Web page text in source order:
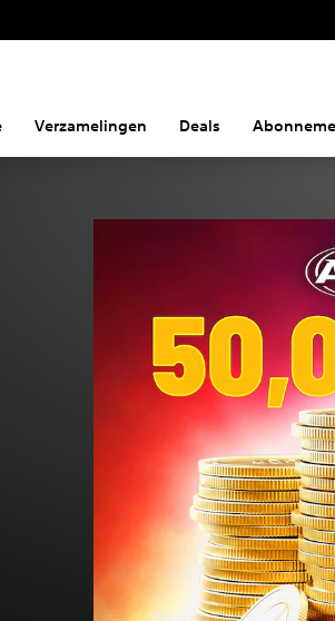
Verzamelingen Deals